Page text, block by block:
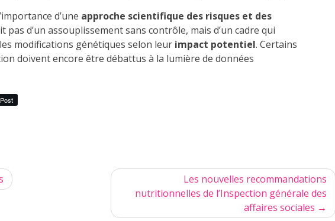
d’une approche scientifique des risques et des
pas d’un assouplissement sans contrôle, mais d’un cadre qui
modifications génétiques selon leur impact potentiel. Certains
doivent encore être débattus à la lumière de données
Post
Les nouvelles recommandations
nutritionnelles de l’Inspection générale des
affaires sociales